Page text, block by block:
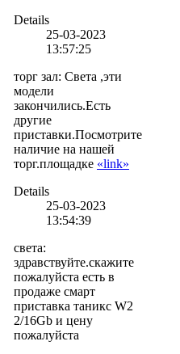
Details
25-03-2023
13:57:25
торг зал: Света ,эти
модели
закончились.Есть
другие
приставки.Посмотрите
наличие на нашей
торг.площадке «link»
Details
25-03-2023
13:54:39
света:
здравствуйте.скажите
пожалуйста есть в
продаже смарт
приставка таникс W2
2/16Gb и цену
пожалуйста